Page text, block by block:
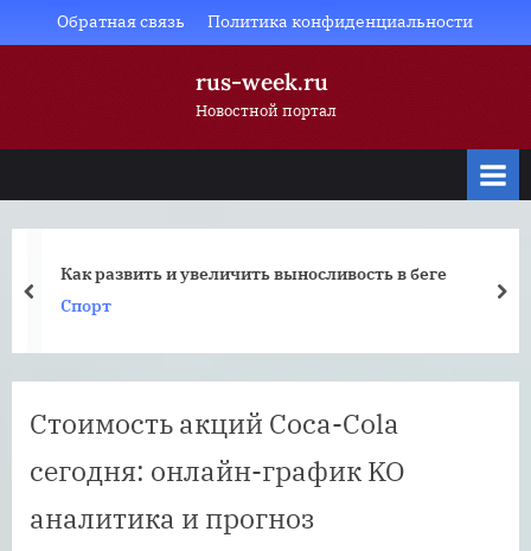
to
Обратная связь Политика конфиденциальности
rus-week.ru
Новостной портал
Как развить и увеличить выносливость в беге
Спорт
prev
Стоимость акций Coca-Cola
сегодня: онлайн-график KO
аналитика и прогноз